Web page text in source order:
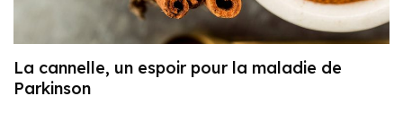
La cannelle, un espoir pour la maladie de
Parkinson